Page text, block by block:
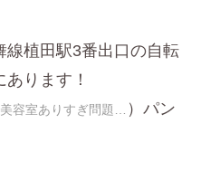
線植田駅3番出口の自転
ります！
美容室ありすぎ問題… ）パン